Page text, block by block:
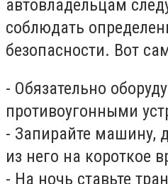
автовладельцам
соблюдать
безопасности. Вот
- Обязательно
противоугонными
- Запирайте машину,
из него на короткое
- На ночь ставьте